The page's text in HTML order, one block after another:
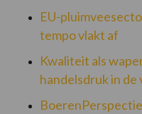
EU-
tempo vlakt af
Kwaliteit als
handelsdruk in